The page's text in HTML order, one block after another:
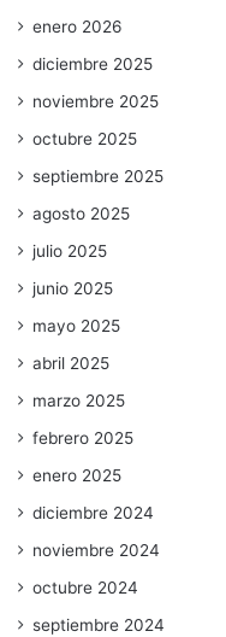
enero 2026
diciembre 2025
noviembre 2025
octubre 2025
septiembre 2025
agosto 2025
julio 2025
junio 2025
mayo 2025
abril 2025
marzo 2025
febrero 2025
enero 2025
diciembre 2024
noviembre 2024
octubre 2024
septiembre 2024